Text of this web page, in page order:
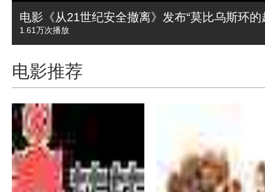
电影《从21世纪安全撤离》发布“莫比乌斯环的
1.61万次播放
电影推荐